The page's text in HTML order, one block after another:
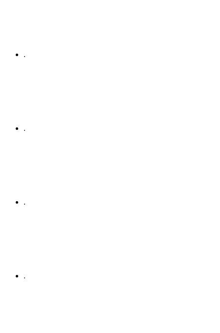
.
.
.
.